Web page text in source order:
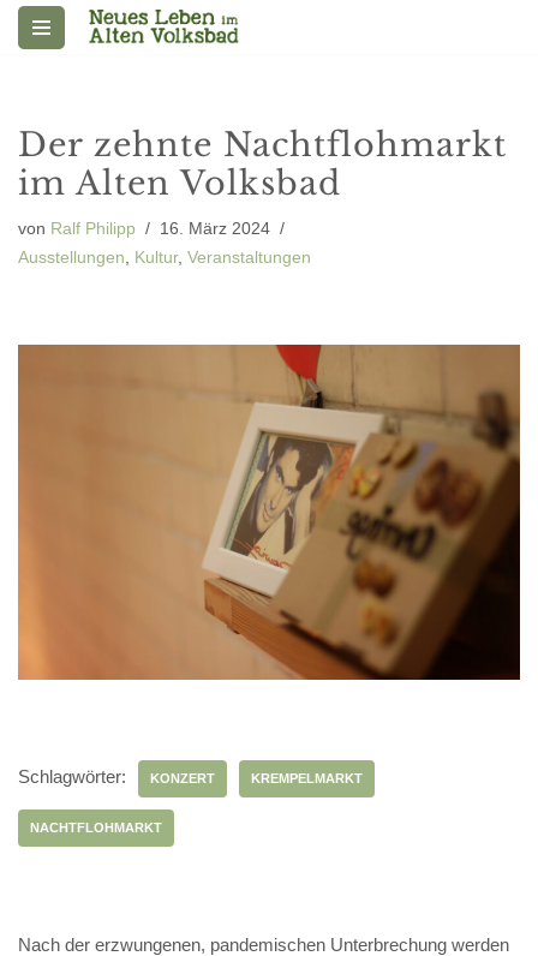
Der zehnte Nachtflohmarkt
im Alten Volksbad
von Ralf Philipp
16. März 2024
Ausstellungen, Kultur, Veranstaltungen
Schlagwörter: KONZERT KREMPELMARKT
NACHTFLOHMARKT
Nach der erzwungenen, pandemischen Unterbrechung werden